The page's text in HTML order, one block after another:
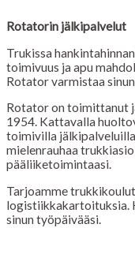
Rotatorin jälkipalvelut
Trukissa
toimivuus ja apu
Rotator varmistaa
Rotator on toimittanut
1954. Kattavalla
toimivilla
mielenrauhaa
pääliiketoimintaasi.
Tarjoamme
logistiikkakartoituksia.
sinun työpäivääsi.